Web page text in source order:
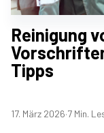
Reinigung
Tipps
17. März 2026·7 Min.